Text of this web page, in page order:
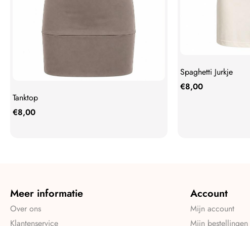
Tanktop
€8,00
Spaghetti Jurkje
€8,00
Meer informatie
Over ons
Klantenservice
Account
Mijn account
Mijn bestellingen